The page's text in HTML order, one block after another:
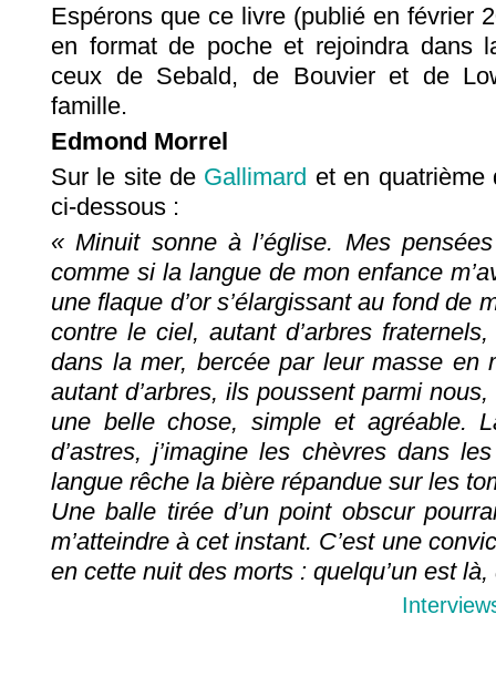
Espérons que ce livre (publié en février
en format de poche et rejoindra dans
ceux de Sebald, de Bouvier et de
famille.
Edmond Morrel
Sur le site de Gallimard et en quatrième
ci-dessous :
« Minuit sonne à l’église. Mes
comme si la langue de mon enfance
une flaque d’or s’élargissant au fond de
contre le ciel, autant d’arbres
dans la mer, bercée par leur masse en
autant d’arbres, ils poussent parmi
une belle chose, simple et agréable.
d’astres, j’imagine les chèvres dans
langue rêche la bière répandue sur les
Une balle tirée d’un point obscur
m’atteindre à cet instant. C’est une
en cette nuit des morts : quelqu’un est